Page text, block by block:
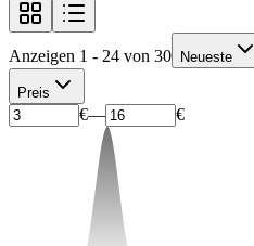
Anzeigen 1 - 24 von 30 Neueste
Preis
€— €